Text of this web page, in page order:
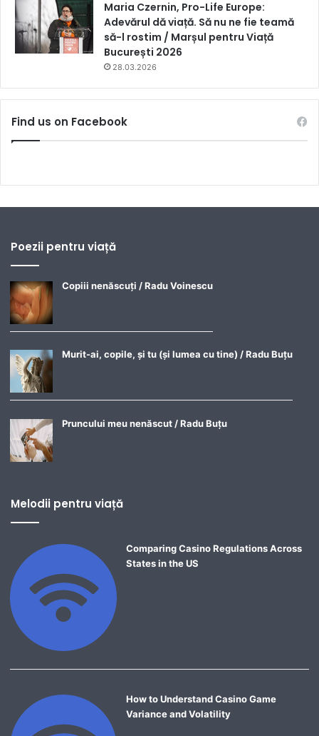
Maria Czernin, Pro-Life Europe:
Adevărul dă viață. Să nu ne fie teamă
să-l rostim / Marșul pentru Viață
București 2026
28.03.2026
Find us on Facebook
Poezii pentru viață
Copiii nenăscuți / Radu Voinescu
Murit-ai, copile, și tu (și lumea cu tine) / Radu Buțu
Pruncului meu nenăscut / Radu Buțu
Melodii pentru viață
Comparing Casino Regulations Across
States in the US
How to Understand Casino Game
Variance and Volatility